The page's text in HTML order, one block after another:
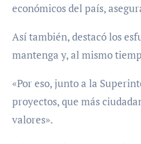
económicos del país,
Así también, destacó los
mantenga y, al mismo
«Por eso, junto a la
proyectos, que más
valores».